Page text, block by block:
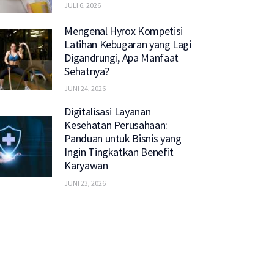
JULI 6, 2026
Mengenal Hyrox Kompetisi
Latihan Kebugaran yang Lagi
Digandrungi, Apa Manfaat
Sehatnya?
JUNI 24, 2026
Digitalisasi Layanan
Kesehatan Perusahaan:
Panduan untuk Bisnis yang
Ingin Tingkatkan Benefit
Karyawan
JUNI 23, 2026